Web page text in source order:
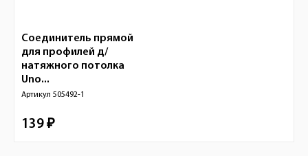
Соединитель прямой
для профилей д/
натяжного потолка
Uno...
Артикул 505492-1
139 ₽